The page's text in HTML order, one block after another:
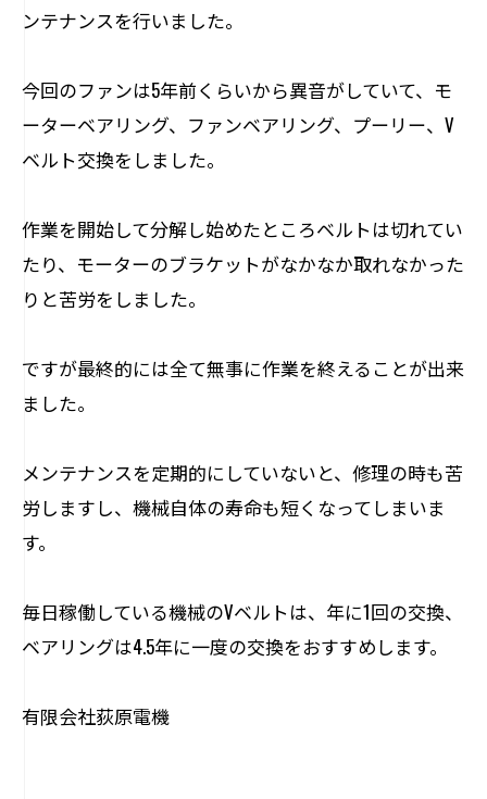
ンテナンスを行いました。
今回のファンは5年前くらいから異音がしていて、モ
ーターベアリング、ファンベアリング、プーリー、V
ベルト交換をしました。
作業を開始して分解し始めたところベルトは切れてい
たり、モーターのブラケットがなかなか取れなかった
りと苦労をしました。
ですが最終的には全て無事に作業を終えることが出来
ました。
メンテナンスを定期的にしていないと、修理の時も苦
労しますし、機械自体の寿命も短くなってしまいま
す。
毎日稼働している機械のVベルトは、年に1回の交換、
ベアリングは4.5年に一度の交換をおすすめします。
有限会社荻原電機